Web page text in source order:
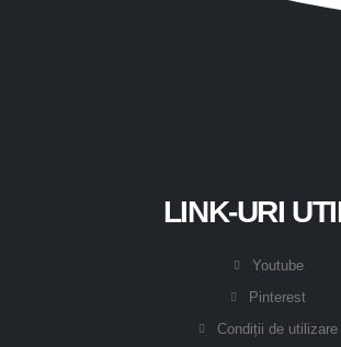
LINK-URI
Youtube
Pinterest
Condiții de utilizare